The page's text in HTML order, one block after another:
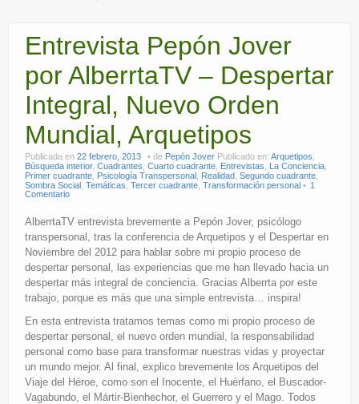
Bibliografía
Mapa contenidos
Contacto
Entrevista Pepón Jover
por AlberrtaTV – Despertar
Integral, Nuevo Orden
Mundial, Arquetipos
Publicada en 22 febrero, 2013 de Pepón Jover Publicado en: Arquetipos
Búsqueda interior, Cuadrantes Cuarto cuadrante Entrevistas La Conciencia
Primer cuadrante Psicología Transpersonal Realidad Segundo cuadrante
Sombra Social Temáticas Tercer cuadrante Transformación personal
1
Comentario
AlberrtaTV entrevista brevemente a Pepón Jover, psicólogo
transpersonal, tras la conferencia de Arquetipos y el Despertar en
Noviembre del 2012 para hablar sobre mi propio proceso de
despertar personal, las experiencias que me han llevado hacia un
despertar más integral de conciencia. Gracias Alberrta por este
trabajo, porque es más que una simple entrevista… inspira!
En esta entrevista tratamos temas como mi propio proceso de
despertar personal, el nuevo orden mundial, la responsabilidad
personal como base para transformar nuestras vidas y proyectar
un mundo mejor. Al final, explico brevemente los Arquetipos del
Viaje del Héroe, como son el Inocente, el Huérfano, el Buscador-
Vagabundo, el Mártir-Bienhechor, el Guerrero y el Mago. Todos